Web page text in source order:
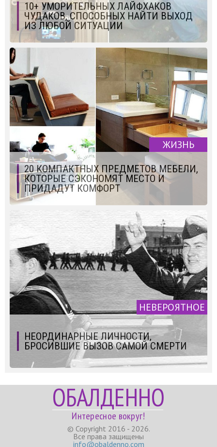
10+ УМОРИТЕЛЬНЫХ ЛАЙФХАКОВ
ЧУДАКОВ, СПОСОБНЫХ НАЙТИ ВЫХОД
ИЗ ЛЮБОЙ СИТУАЦИИ
ЖИЗНЬ
20 КОМПАКТНЫХ ПРЕДМЕТОВ МЕБЕЛИ,
КОТОРЫЕ СЭКОНОМЯТ МЕСТО И
ПРИДАДУТ КОМФОРТ
НЕВЕРОЯТНОЕ
НЕОРДИНАРНЫЕ ЛИЧНОСТИ,
БРОСИВШИЕ ВЫЗОВ САМОЙ СМЕРТИ
ОБАЛДЕННО
Интересное вокруг!
© Copyright 2016 - 2026.
Все права защищены
info@obaldenno.com